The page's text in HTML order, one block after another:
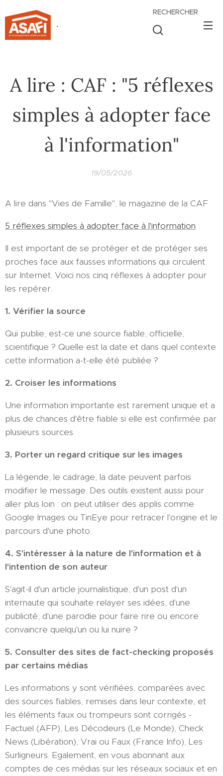
.
RECHERCHER
A lire : CAF : "5 réflexes
simples à adopter face
à l'information"
19/05/2026
A lire dans "Vies de Famille", le magazine de la CAF
5 réflexes simples à adopter face à l'information
Il est important de se protéger et de protéger ses
proches face aux fausses informations qui circulent
sur Internet. Voici nos cinq réflexes à adopter pour
les repérer.
1. Vérifier la source
Qui publie, est-ce une source fiable, officielle,
scientifique ? Quelle est la date et dans quel contexte
cette information a-t-elle été publiée ?
2. Croiser les informations
Une information importante est rarement unique et a
plus de chances d'être fiable si elle est confirmée par
plusieurs sources.
3. Porter un regard critique sur les images
La légende, le cadrage, la date peuvent parfois
modifier le message. Des outils existent aussi pour
aller plus loin : on peut utiliser des applis comme
Google Images ou TinEye pour retracer l'origine et le
parcours d'une photo.
4. S'intéresser à la nature de l'information et à
l'intention de son auteur
S'agit-il d'un article journalistique, d'un post d'un
internaute qui souhaite relayer ses idées, d'une
publicité, d'une parodie pour faire rire ou encore
convaincre quelqu'un ou lui nuire ?
5. Consulter des sites de fact-checking proposés
par certains médias
Les informations y sont vérifiées, comparées avec
des sources fiables, remises dans leur contexte, et
les éléments faux ou trompeurs sont corrigés -
Factuel (AFP), Les Décodeurs (Le Monde), Check
News (Libération), Vrai ou Faux (France Info), Les
Surligneurs. Egalement, en vous abonnant aux
comptes de ces médias sur les réseaux sociaux et en